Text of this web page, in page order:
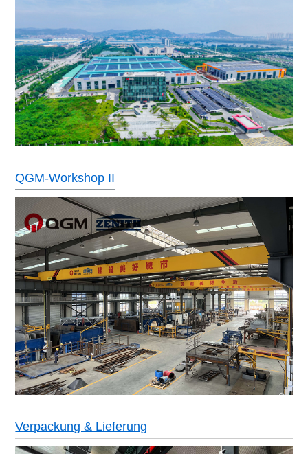
QGM-Workshop II
Verpackung & Lieferung